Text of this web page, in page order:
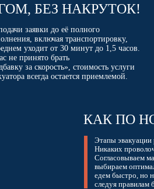
КАК ПО
Этапы эвакуации
Никаких
Согласовываем
выбираем
едем быстро, но
следуя правилам
БЕЗ НАКРУТОК!
заявки до её полного
включая транспортировку,
уходит от 30 минут до 1,5 часов.
не принято брать
за скорость», стоимость услуги
всегда остается приемлемой.